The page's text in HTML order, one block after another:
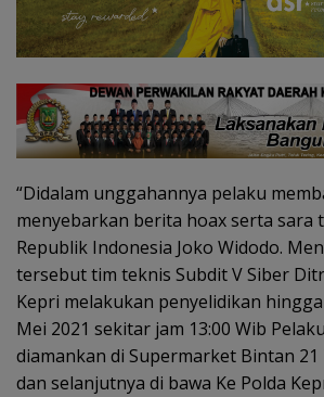
“Didalam unggahannya pelaku
menyebarkan berita hoax serta sara
Republik Indonesia Joko Widodo.
tersebut tim teknis Subdit V Siber
Kepri melakukan penyelidikan
Mei 2021 sekitar jam 13:00 Wib
diamankan di Supermarket Bintan
dan selanjutnya di bawa Ke Polda